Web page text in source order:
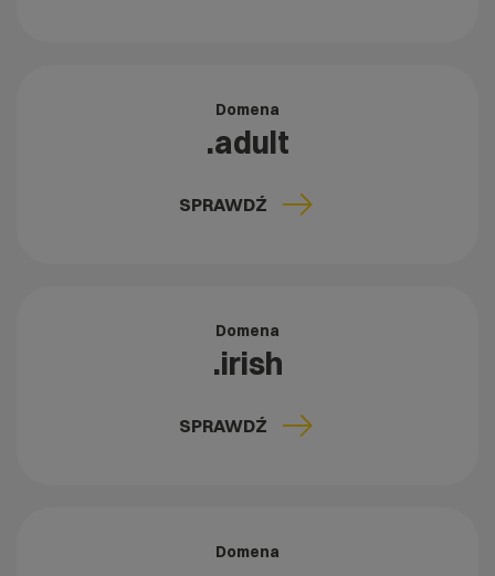
Domena
.adult
SPRAWDŹ
Domena
.irish
SPRAWDŹ
Domena